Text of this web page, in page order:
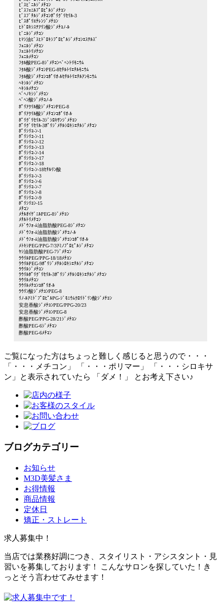
ﾋﾞｽﾋﾞﾆﾙｼﾞﾒﾁｺﾝ
ﾋﾞｽﾌｪﾆﾙﾌﾟﾛﾋﾟﾙｼﾞﾒﾁｺﾝ
ﾋﾞｽﾌﾞﾁﾙｼﾞﾒﾁｺﾝﾎﾟﾘｸﾞﾘｾﾘﾙ-3
ﾋﾞｽﾎﾟﾘｴﾁﾚﾝｼﾞﾒﾁｺﾝ
ﾋﾄﾞﾛｷｼｽﾃｱﾘﾝ酸ｼﾞﾒﾁｺﾉ-ﾙ
ﾋﾞﾆﾙｼﾞﾒﾁｺﾝ
ﾋﾏｼ油ﾋﾞｽﾋﾄﾞﾛｷｼﾌﾟﾛﾋﾟﾙｼﾞﾒﾁｺﾝｴｽﾃﾙｽﾞ
ﾌｪﾆﾙｼﾞﾒﾁｺﾝ
ﾌｪﾆﾙﾄﾘﾒﾁｺﾝ
ﾌｪﾆﾙﾒﾁｺﾝ
ﾌﾀﾙ酸PEG-8ｼﾞﾒﾁｺﾝﾍﾞﾍﾝﾄﾘﾓﾆｳﾑ
ﾌﾀﾙ酸ｼﾞﾒﾁｺﾝPEG-8ｾﾁﾙﾄﾘｴﾁﾙﾓﾆｳﾑ
ﾌﾀﾙ酸ｼﾞﾒﾁｺﾝｺﾎﾟﾘｵ-ﾙｾﾁﾙﾄﾘｴﾁﾙｱﾝﾓﾆｳﾑ
ﾍｷｼﾙｼﾞﾒﾁｺﾝ
ﾍｷｼﾙﾒﾁｺﾝ
ﾍﾞﾍﾉｷｼｼﾞﾒﾁｺﾝ
ﾍﾞﾍﾝ酸ｼﾞﾒﾁｺﾉ-ﾙ
ﾎﾟﾘｱｸﾘﾙ酸ｼﾞﾒﾁｺﾝPEG-8
ﾎﾟﾘｱｸﾘﾙ酸ｼﾞﾒﾁｺﾝｺﾎﾟﾘｵ-ﾙ
ﾎﾟﾘｸﾞﾘｾﾘﾙ-3ｼﾞｼﾛｷｻﾝｼﾞﾒﾁｺﾝ
ﾎﾟﾘｸﾞﾘｾﾘﾙ-3ﾎﾟﾘｼﾞﾒﾁﾙｼﾛｷｼｴﾁﾙｼﾞﾒﾁｺﾝ
ﾎﾟﾘｼﾘｺ-ﾝ-1
ﾎﾟﾘｼﾘｺ-ﾝ-11
ﾎﾟﾘｼﾘｺ-ﾝ-12
ﾎﾟﾘｼﾘｺ-ﾝ-13
ﾎﾟﾘｼﾘｺ-ﾝ-14
ﾎﾟﾘｼﾘｺ-ﾝ-17
ﾎﾟﾘｼﾘｺ-ﾝ-18
ﾎﾟﾘｼﾘｺ-ﾝ-18ｾﾁﾙﾘﾝ酸
ﾎﾟﾘｼﾘｺ-ﾝ-3
ﾎﾟﾘｼﾘｺ-ﾝ-6
ﾎﾟﾘｼﾘｺ-ﾝ-7
ﾎﾟﾘｼﾘｺ-ﾝ-8
ﾎﾟﾘｼﾘｺ-ﾝ-9
ﾎﾟﾘｼﾘｺﾝ-15
ﾒﾁｺﾝ
ﾒﾁﾙｵｲｹﾞﾆﾙPEG-8ｼﾞﾒﾁｺﾝ
ﾒﾁﾙﾄﾘﾒﾁｺﾝ
ﾒﾄﾞｳﾌｫ-ﾑ油脂肪酸PEG-8ｼﾞﾒﾁｺﾝ
ﾒﾄﾞｳﾌｫ-ﾑ油脂肪酸ｼﾞﾒﾁｺﾉ-ﾙ
ﾒﾄﾞｳﾌｫ-ﾑ油脂肪酸ｼﾞﾒﾁｺﾝｺﾎﾟﾘｵ-ﾙ
ﾒﾄｷｼPEG/PPG-7/3ｱﾐﾉﾌﾟﾛﾋﾟﾙｼﾞﾒﾁｺﾝ
ﾔｼ油脂肪酸PEG-7ｼﾞﾒﾁｺﾝ
ﾗｳﾘﾙPEG/PPG-18/18ﾒﾁｺﾝ
ﾗｳﾘﾙPEG-9ﾎﾟﾘｼﾞﾒﾁﾙｼﾛｷｼｴﾁﾙｼﾞﾒﾁｺﾝ
ﾗｳﾘﾙｼﾞﾒﾁｺﾝ
ﾗｳﾘﾙﾎﾟﾘｸﾞﾘｾﾘﾙ-3ﾎﾟﾘｼﾞﾒﾁﾙｼﾛｷｼｴﾁﾙｼﾞﾒﾁｺﾝ
ﾗｳﾘﾙﾒﾁｺﾝ
ﾗｳﾘﾙﾒﾁｺﾝｺﾎﾟﾘｵ-ﾙ
ﾗｳﾘﾝ酸ｼﾞﾒﾁｺﾝPEG-8
ﾘﾉ-ﾙｱﾐﾄﾞﾌﾟﾛﾋﾟﾙPG-ｼﾞﾓﾆｳﾑｸﾛﾘﾄﾞﾘﾝ酸ｼﾞﾒﾁｺﾝ
安息香酸ｼﾞﾒﾁｺﾝPEG/PPG-20/23
安息香酸ｼﾞﾒﾁｺﾝPEG-8
酢酸PEG/PPG-28/21ｼﾞﾒﾁｺﾝ
酢酸PEG-6ｼﾞﾒﾁｺﾝ
酢酸PEG-6ﾒﾁｺﾝ
ご覧になった方はちょっと難しく感じると思うので・・・
「・・・メチコン」 「・・・ポリマー」 「・・・シロキサ
ン」と表示されていたら 「ダメ！」 とお考え下さい♪
ブログカテゴリー
お知らせ
M3D美髪さま
お得情報
商品情報
定休日
矯正・ストレート
求人募集中！
当店では業務好調につき、スタイリスト・アシスタント・見
習いを募集しております！ こんなサロンを探していた！き
っとそう言わせてみせます！